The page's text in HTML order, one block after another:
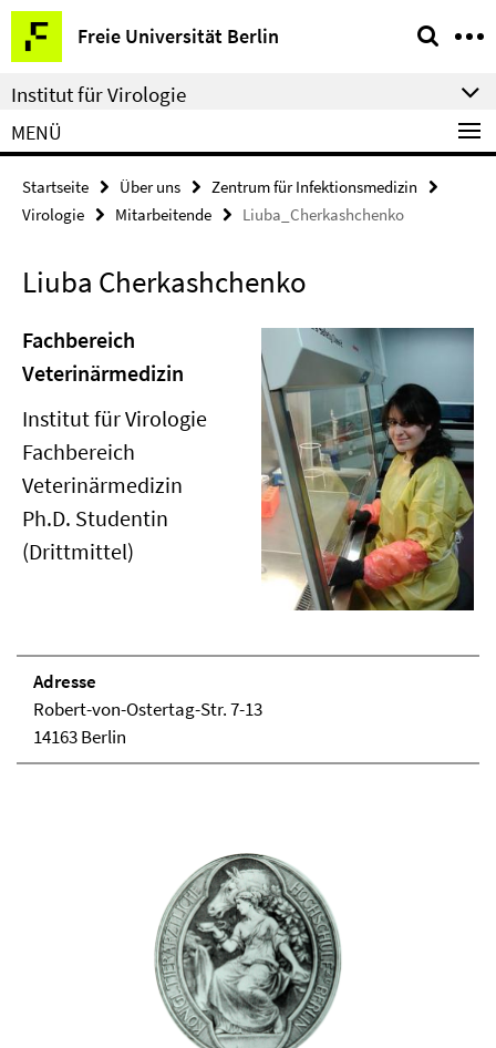
Springe
direkt
zu
Inhalt
Freie Universität Berlin
Service-
Navigation
Institut für Virologie
MENÜ
Startseite Über uns
Zentrum für Infektionsmedizin
Virologie
Mitarbeitende Liuba_Cherkashchenko
Liuba Cherkashchenko
Fachbereich
Veterinärmedizin
Institut für Virologie
Fachbereich
Veterinärmedizin
Ph.D. Studentin
(Drittmittel)
Adresse
Robert-von-Ostertag-Str. 7-13
14163 Berlin